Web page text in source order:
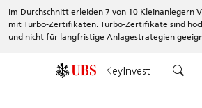
Im Durchschnitt erleiden 7 von 10 Kleinanlegern
mit Turbo-Zertifikaten. Turbo-Zertifikate sind
und nicht für langfristige Anlagestrategien
KeyInvest